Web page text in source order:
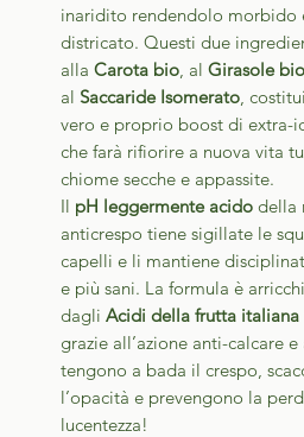
inaridito rendendolo morbido
districato. Questi due
alla Carota bio , al Girasole bio
al Saccaride Isomerato ,
vero e proprio boost di extra-
che farà rifiorire a nuova vita
chiome secche e appassite.
Il pH leggermente acido della
anticrespo tiene sigillate le
capelli e li mantiene
e più sani. La formula è
dagli Acidi della frutta italiana
grazie all’azione anti-calcare
tengono a bada il crespo,
l’opacità e prevengono la
lucentezza!